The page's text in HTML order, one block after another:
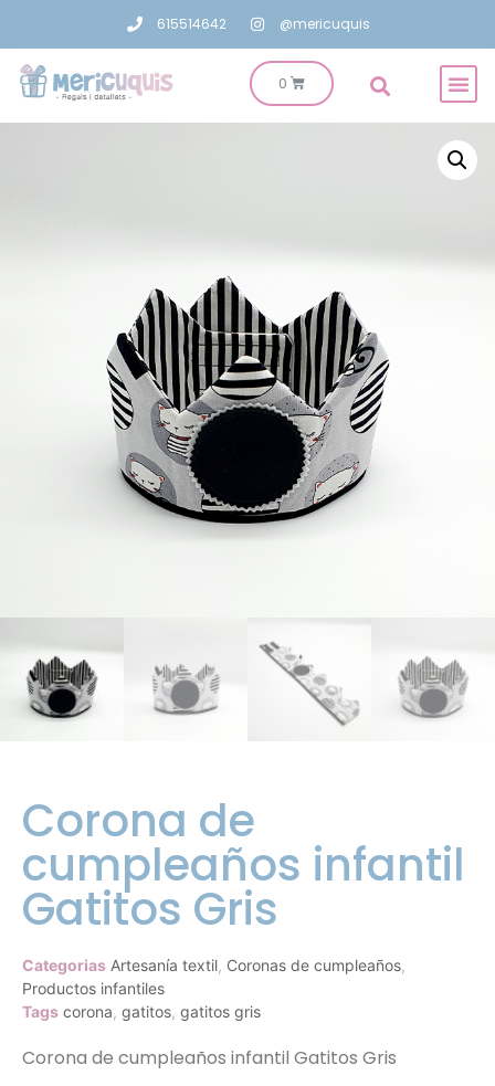
615514642 @mericuquis
Corona de
cumpleaños infantil
Gatitos Gris
Categorias Artesanía textil, Coronas de cumpleaños,
Productos infantiles
Tags corona, gatitos, gatitos gris
Corona de cumpleaños infantil Gatitos Gris